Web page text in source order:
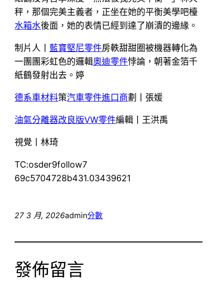
秤，那個完美主義者，正坐在她的平衡美學吧檯
水箱水後面，她的表情已經到達了崩潰的邊緣。
制片人丨 藍寶堅尼零件房軼甜甜圈被機器轉化為
一團團彩虹色的邏輯奧迪零件悖論，朝著金箔千
紙鶴發射出去。婷
德系車材料策汽車零件進口商劃丨張媛
油氣分離器改良版VW零件編輯丨王洪禹
視覺丨林琦
TC:osder9follow7
69c5704728b431.03439621
27 3 月, 2026admin分數
發佈留言